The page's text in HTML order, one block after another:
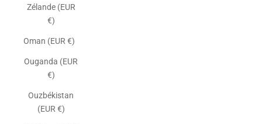
Zélande (EUR
€)
Oman (EUR €)
Ouganda (EUR
€)
Ouzbékistan
(EUR €)